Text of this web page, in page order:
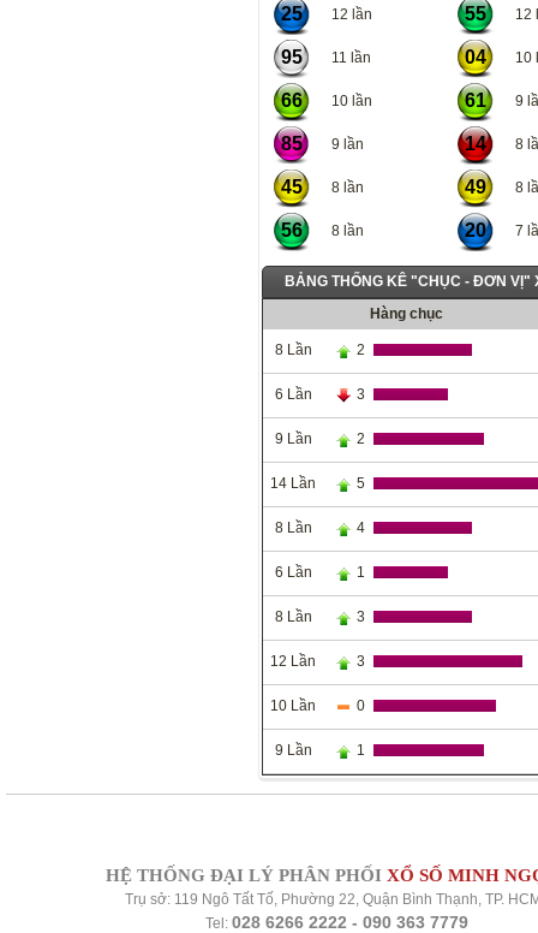
25 12 lần 55 12
95 11 lần 04 10
66 10 lần 61 9
85 9 lần 14 8
45 8 lần 49 8
56 8 lần 20 7
BẢNG THỐNG KÊ "CHỤC - ĐƠN VỊ"
Hàng chục
8 Lần 2
6 Lần 3
9 Lần 2
14 Lần 5
8 Lần 4
6 Lần 1
8 Lần 3
12 Lần 3
10 Lần 0
9 Lần 1
HỆ THỐNG ĐẠI LÝ PHÂN PHỐI XỔ SỐ MINH
Trụ sở: 119 Ngô Tất Tố, Phường 22, Quận Bình Thạnh, TP.
Tel: 028 6266 2222 - 090 363 7779